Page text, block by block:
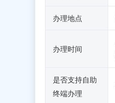
办理地点
办理时间
是否支持自助
终端办理